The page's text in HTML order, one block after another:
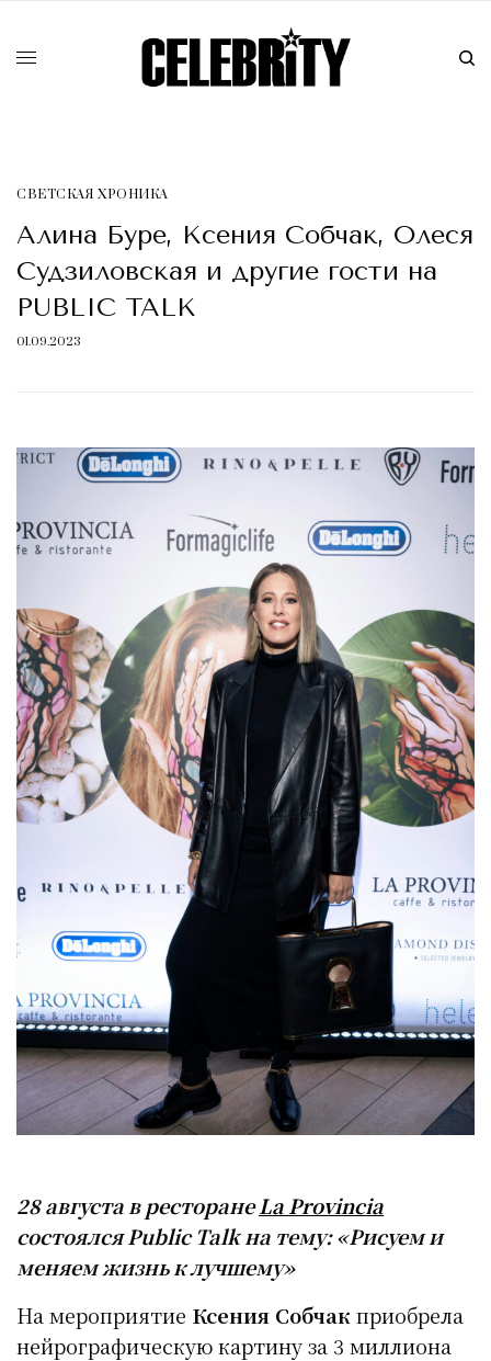
СВЕТСКАЯ ХРОНИКА
Алина Буре, Ксения Собчак, Олеся
Судзиловская и другие гости на
PUBLIC TALK
01.09.2023
28 августа в ресторанеLa Provincia
состоялся Public Talk на тему: «Рисуем и
меняем жизнь к лучшему»
На мероприятие Ксения Собчак приобрела
нейрографическую картину за 3 миллиона